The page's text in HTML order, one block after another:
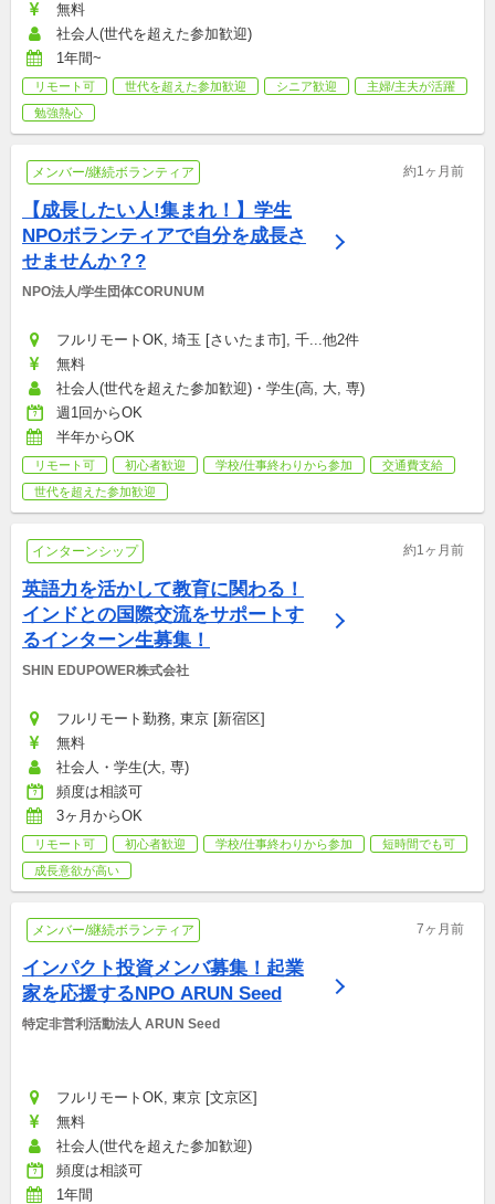
無料
社会人(世代を超えた参加歓迎)
1年間~
リモート可 世代を超えた参加歓迎 シニア歓迎
主婦/主夫が活躍
勉強熱心
メンバー/継続ボランティア 約1ヶ月前
【成長したい人!集まれ！】学生
NPOボランティアで自分を成長さ
せませんか？?
NPO法人/学生団体CORUNUM
フルリモートOK, 埼玉 [さいたま市], 千...他2件
無料
社会人(世代を超えた参加歓迎)・学生(高, 大, 専)
週1回からOK
半年からOK
リモート可 初心者歓迎 学校/仕事終わりから参加
交通費支給
世代を超えた参加歓迎
インターンシップ 約1ヶ月前
英語力を活かして教育に関わる！
インドとの国際交流をサポートす
るインターン生募集！
SHIN EDUPOWER株式会社
フルリモート勤務, 東京 [新宿区]
無料
社会人・学生(大, 専)
頻度は相談可
3ヶ月からOK
リモート可 初心者歓迎 学校/仕事終わりから参加
短時間でも可
成長意欲が高い
メンバー/継続ボランティア 7ヶ月前
インパクト投資メンバ募集！起業
家を応援するNPO ARUN Seed
特定非営利活動法人 ARUN Seed
フルリモートOK, 東京 [文京区]
無料
社会人(世代を超えた参加歓迎)
頻度は相談可
1年間